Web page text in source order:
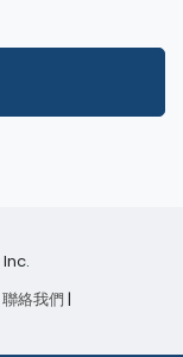
絡我們 |